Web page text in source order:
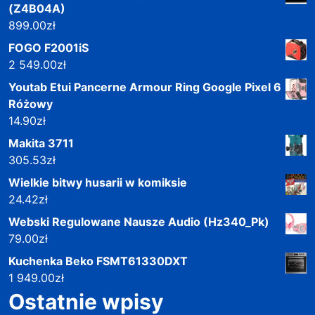
(Z4B04A)
899.00zł
FOGO F2001iS
2 549.00zł
Youtab Etui Pancerne Armour Ring Google Pixel 6
Różowy
14.90zł
Makita 3711
305.53zł
Wielkie bitwy husarii w komiksie
24.42zł
Webski Regulowane Nausze Audio (Hz340_Pk)
79.00zł
Kuchenka Beko FSMT61330DXT
1 949.00zł
Ostatnie wpisy